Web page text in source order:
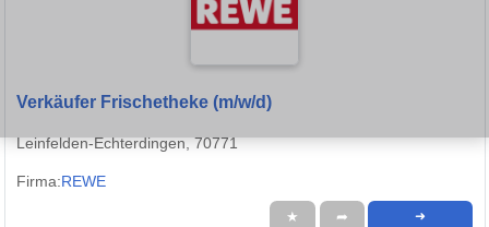
Verkäufer Frischetheke (m/w/d)
Leinfelden-Echterdingen, 70771
Firma:REWE
★ ➦ ➜